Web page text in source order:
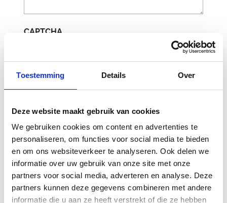
Toestemming Details Over
Deze website maakt gebruik van cookies
We gebruiken cookies om content en advertenties te
personaliseren, om functies voor social media te bieden
en om ons websiteverkeer te analyseren. Ook delen we
informatie over uw gebruik van onze site met onze
partners voor social media, adverteren en analyse. Deze
partners kunnen deze gegevens combineren met andere
informatie die u aan ze heeft verstrekt of die ze hebben
CAPTCHA
Gerelateerde
producten